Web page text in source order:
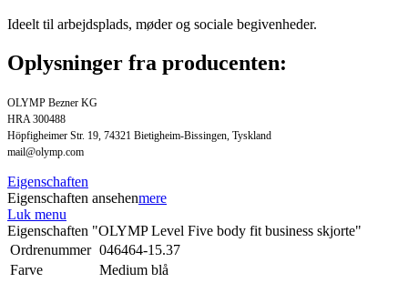
Ideelt til arbejdsplads, møder og sociale begivenheder.
Oplysninger fra producenten:
OLYMP Bezner KG
HRA 300488
Höpfigheimer Str. 19, 74321 Bietigheim-Bissingen, Tyskland
mail@olymp.com
Eigenschaften
Eigenschaften ansehenmere
Luk menu
Eigenschaften "OLYMP Level Five body fit business skjorte"
Ordrenummer 046464-15.37
Farve
Medium blå